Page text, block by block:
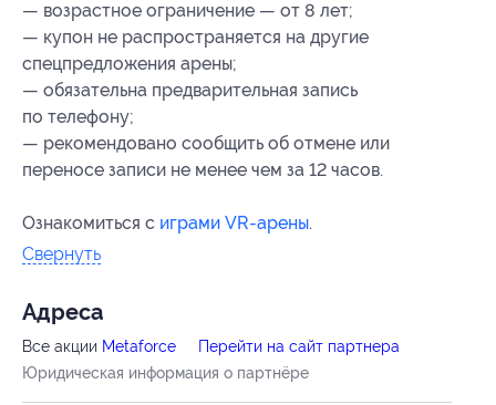
— возрастное ограничение — от 8 лет;
— купон не распространяется на другие
спецпредложения арены;
— обязательна предварительная запись
по телефону;
— рекомендовано сообщить об отмене или
переносе записи не менее чем за 12 часов.
Ознакомиться с играми VR-арены.
Свернуть
Адресa
Все акции Metaforce
Перейти на сайт партнера
Юридическая информация о партнёре